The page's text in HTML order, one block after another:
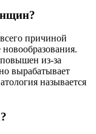
причиной
новообразования.
из-за
вырабатывает
называется